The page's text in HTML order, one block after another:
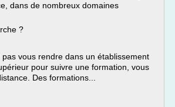
dans de nombreux domaines
?
vous rendre dans un établissement
pour suivre une formation, vous
Des formations...